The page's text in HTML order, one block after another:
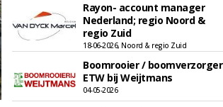
Rayon- account manager
Nederland; regio Noord &
regio Zuid
18-06-2026, Noord & regio Zuid
Boomrooier / boomverzorger
ETW bij Weijtmans
04-05-2026